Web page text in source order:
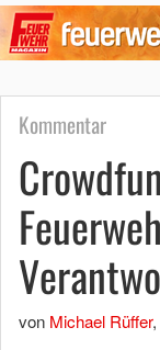
Kommentar
von Michael Rüffer,